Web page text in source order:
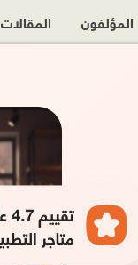
المؤلفون المقالات